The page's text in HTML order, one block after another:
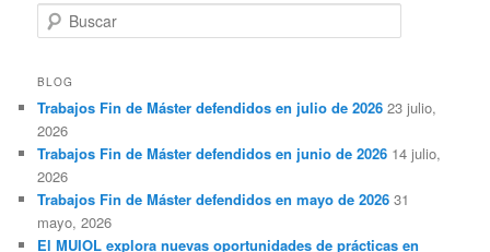
u
c
r
BLOG
Trabajos Fin de Máster defendidos en julio de 2026 23 julio,
2026
Trabajos Fin de Máster defendidos en junio de 2026 14 julio,
2026
Trabajos Fin de Máster defendidos en mayo de 2026 31
mayo, 2026
El MUIOL explora nuevas oportunidades de prácticas en